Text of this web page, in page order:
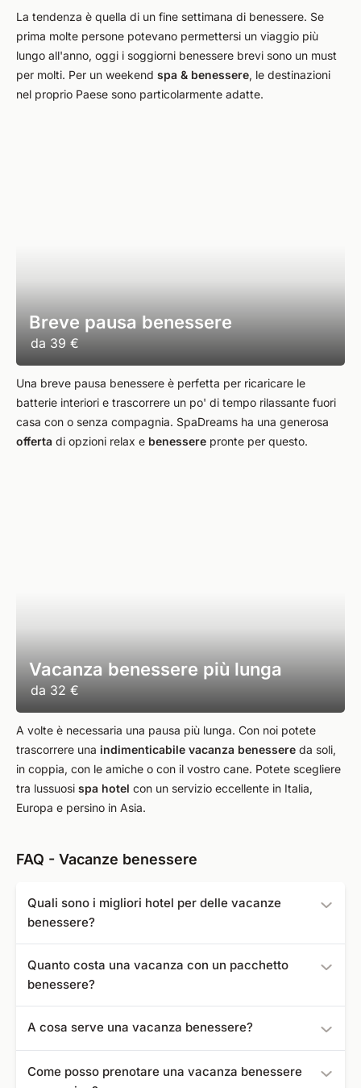
La tendenza è quella di un fine settimana di benessere. Se
prima molte persone potevano permettersi un viaggio più
lungo all'anno, oggi i soggiorni benessere brevi sono un must
per molti. Per un weekend spa & benessere, le destinazioni
nel proprio Paese sono particolarmente adatte.
Breve pausa benessere
da 39 €
Una breve pausa benessere è perfetta per ricaricare le
batterie interiori e trascorrere un po' di tempo rilassante fuori
casa con o senza compagnia. SpaDreams ha una generosa
offerta di opzioni relax e benessere pronte per questo.
Vacanza benessere più lunga
da 32 €
A volte è necessaria una pausa più lunga. Con noi potete
trascorrere una indimenticabile vacanza benessere da soli,
in coppia, con le amiche o con il vostro cane. Potete scegliere
tra lussuosi spa hotel con un servizio eccellente in Italia,
Europa e persino in Asia.
FAQ - Vacanze benessere
Quali sono i migliori hotel per delle vacanze
benessere?
sito:
Das Ortner´s Resort
- Valutazione: 5,0
THE FLAG Costa del Sol- Valutazione: 5,0
Quanto costa una vacanza con un pacchetto
benessere?
benessere presso SpaDreams a partire da 26 €.
A cosa serve una vacanza benessere?
sono evidenti: lontano dalla vita di tutti i giorni, avrete
Come posso prenotare una vacanza benessere